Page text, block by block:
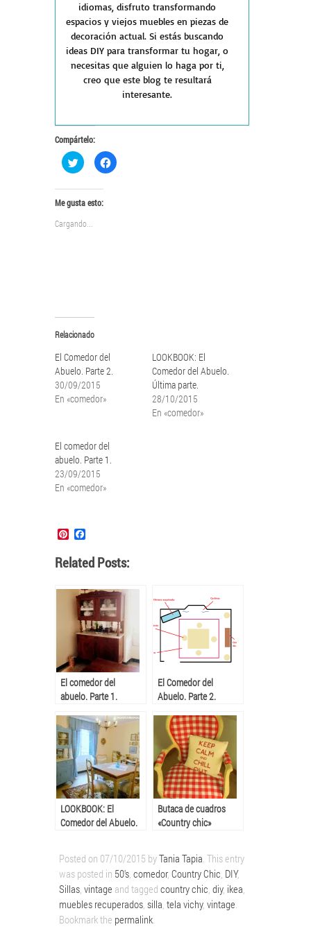
idiomas, disfruto transformando
espacios y viejos muebles en piezas de
decoración actual. Si estás buscando
ideas DIY para transformar tu hogar, o
necesitas que alguien lo haga por ti,
creo que este blog te resultará
interesante.
Compártelo:
Haz
clic
en
Twitter
(Se
abre
en
Haz
clic
Me gusta esto:
Cargando...
Relacionado
El Comedor del
Abuelo. Parte 2.
30/09/2015
En «comedor»
LOOKBOOK: El
Comedor del Abuelo.
Última parte.
28/10/2015
En «comedor»
El comedor del
abuelo. Parte 1.
23/09/2015
En «comedor»
Pinterest
Related Posts:
El comedor del
abuelo. Parte 1.
El Comedor del
Abuelo. Parte 2.
LOOKBOOK: El
Comedor del Abuelo.
Butaca de cuadros
«Country chic»
Posted on 07/10/2015 byTania Tapia. This entry
was posted in 50's, comedor, Country Chic, DIY,
Sillas, vintage and tagged country chic, diy, ikea,
muebles recuperados, silla, tela vichy, vintage.
Bookmark the permalink.